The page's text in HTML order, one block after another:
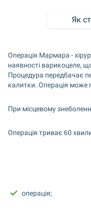
Як
Операція Мармара -
наявності варикоцеле,
Процедура передбачає
калитки. Операція може
При місцевому
Операція триває 60
операція;